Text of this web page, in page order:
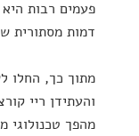
פעמים רבות
דמות מסתורית
מתוך כך, החלו
מהפך